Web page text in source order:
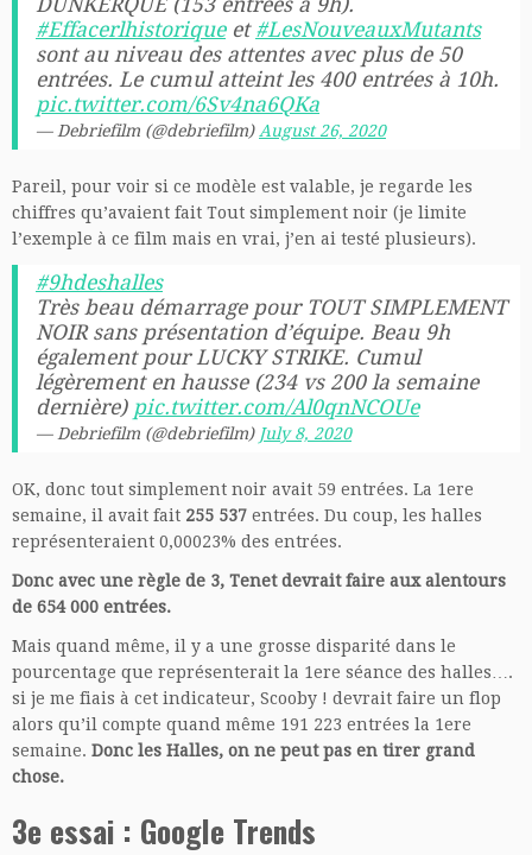
DUNKERQUE (153 entrées à 9h).
#Effacerlhistoriqueet #LesNouveauxMutants
sont au niveau des attentes avec plus de 50
entrées. Le cumul atteint les 400 entrées à 10h.
pic.twitter.com/6Sv4na6QKa
— Debriefilm (@debriefilm)August 26, 2020
Pareil, pour voir si ce modèle est valable, je regarde les
chiffres qu’avaient fait Tout simplement noir (je limite
l’exemple à ce film mais en vrai, j’en ai testé plusieurs).
#9hdeshalles
Très beau démarrage pour TOUT SIMPLEMENT
NOIR sans présentation d’équipe. Beau 9h
également pour LUCKY STRIKE. Cumul
légèrement en hausse (234 vs 200 la semaine
dernière) pic.twitter.com/Al0qnNCOUe
— Debriefilm (@debriefilm) July 8, 2020
OK, donc tout simplement noir avait 59 entrées. La 1ere
semaine, il avait fait 255 537 entrées. Du coup, les halles
représenteraient 0,00023% des entrées.
Donc avec une règle de 3, Tenet devrait faire aux alentours
de 654 000 entrées.
Mais quand même, il y a une grosse disparité dans le
pourcentage que représenterait la 1ere séance des halles….
si je me fiais à cet indicateur, Scooby ! devrait faire un flop
alors qu’il compte quand même 191 223 entrées la 1ere
semaine. Donc les Halles, on ne peut pas en tirer grand
chose.
3e essai : Google Trends